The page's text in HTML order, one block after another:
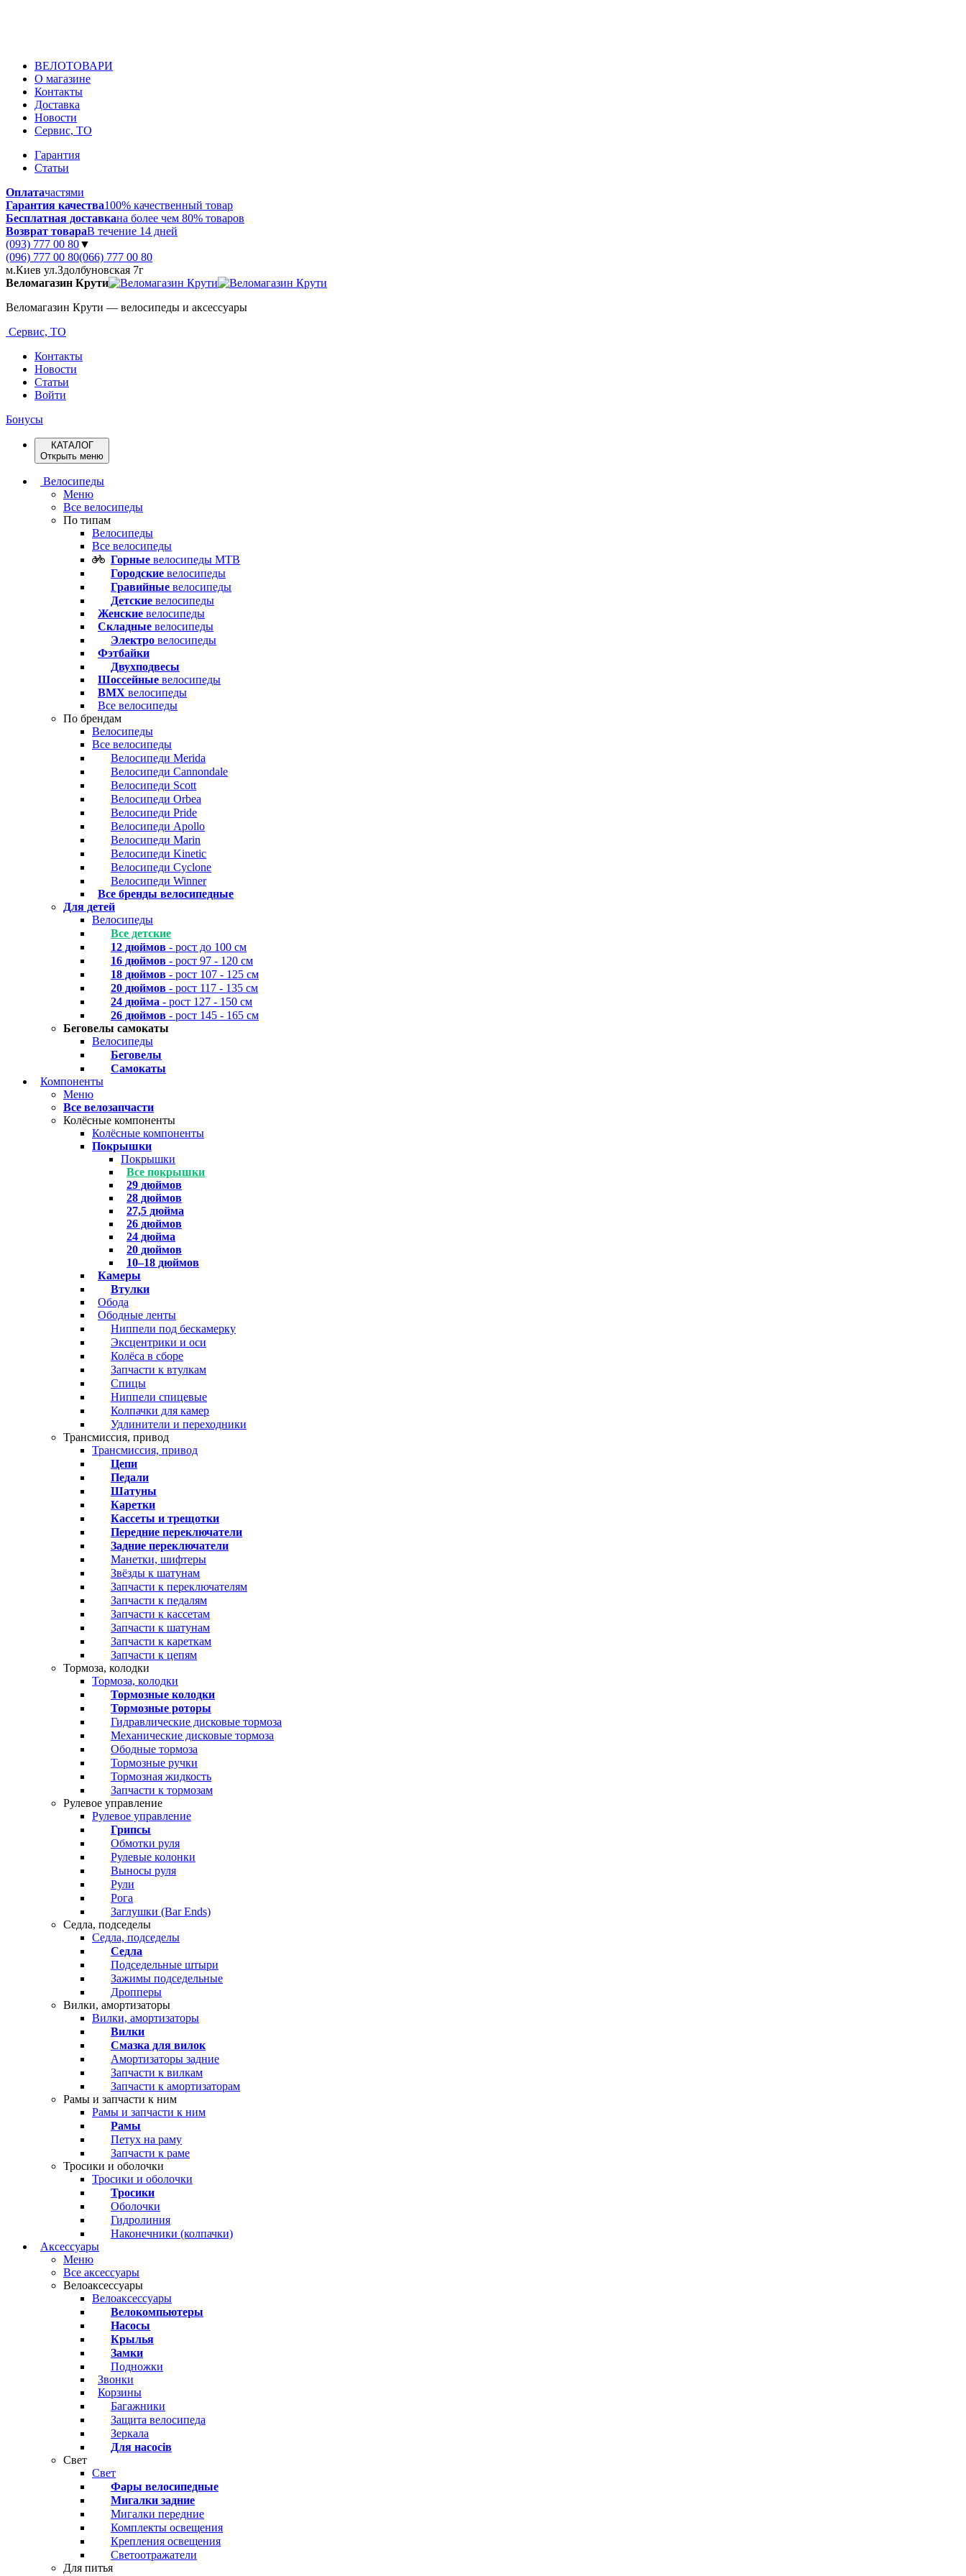
ВЕЛОТОВАРИ
О магазине
Контакты
Доставка
Новости
Сервис, ТО
Гарантия
Статьи
Оплатачастями
Гарантия качества100% качественный товар
Бесплатная доставкана более чем 80% товаров
Возврат товараВ течение 14 дней
(093) 777 00 80▼
(096) 777 00 80(066) 777 00 80
м.Киев ул.Здолбуновская 7г
Веломагазин Крути
Веломагазин Крути — велосипеды и аксессуары
Сервис, ТО
Контакты
Новости
Статьи
Войти
Бонусы
КАТАЛОГ
Открыть меню
Велосипеды
Меню
Все велосипеды
По типам
Велосипеды
Все велосипеды
Горные велосипеды MTB
Городские велосипеды
Гравийные велосипеды
Детские велосипеды
Женские велосипеды
Складные велосипеды
Электро велосипеды
Фэтбайки
Двухподвесы
Шоссейные велосипеды
BMX велосипеды
Все велосипеды
По брендам
Велосипеды
Все велосипеды
Велосипеди Merida
Велосипеди Cannondale
Велосипеди Scott
Велосипеди Orbea
Велосипеди Pride
Велосипеди Apollo
Велосипеди Marin
Велосипеди Kinetic
Велосипеди Cyclone
Велосипеди Winner
Все бренды велосипедные
Для детей
Велосипеды
Все детские
12 дюймов - рост до 100 см
16 дюймов - рост 97 - 120 см
18 дюймов - рост 107 - 125 см
20 дюймов - рост 117 - 135 см
24 дюйма - рост 127 - 150 см
26 дюймов - рост 145 - 165 см
Беговелы самокаты
Велосипеды
Беговелы
Самокаты
Компоненты
Меню
Все велозапчасти
Колёсные компоненты
Колёсные компоненты
Покрышки
Покрышки
Все покрышки
29 дюймов
28 дюймов
27,5 дюйма
26 дюймов
24 дюйма
20 дюймов
10–18 дюймов
Камеры
Втулки
Обода
Ободные ленты
Ниппели под бескамерку
Эксцентрики и оси
Колёса в сборе
Запчасти к втулкам
Спицы
Ниппели спицевые
Колпачки для камер
Удлинители и переходники
Трансмиссия, привод
Трансмиссия, привод
Цепи
Педали
Шатуны
Каретки
Кассеты и трещотки
Передние переключатели
Задние переключатели
Манетки, шифтеры
Звёзды к шатунам
Запчасти к переключателям
Запчасти к педалям
Запчасти к кассетам
Запчасти к шатунам
Запчасти к кареткам
Запчасти к цепям
Тормоза, колодки
Тормоза, колодки
Тормозные колодки
Тормозные роторы
Гидравлические дисковые тормоза
Механические дисковые тормоза
Ободные тормоза
Тормозные ручки
Тормозная жидкость
Запчасти к тормозам
Рулевое управление
Рулевое управление
Грипсы
Обмотки руля
Рулевые колонки
Выносы руля
Рули
Рога
Заглушки (Bar Ends)
Седла, подседелы
Седла, подседелы
Седла
Подседельные штыри
Зажимы подседельные
Дропперы
Вилки, амортизаторы
Вилки, амортизаторы
Вилки
Смазка для вилок
Амортизаторы задние
Запчасти к вилкам
Запчасти к амортизаторам
Рамы и запчасти к ним
Рамы и запчасти к ним
Рамы
Петух на раму
Запчасти к раме
Тросики и оболочки
Тросики и оболочки
Тросики
Оболочки
Гидролиния
Наконечники (колпачки)
Аксессуары
Меню
Все аксессуары
Велоаксессуары
Велоаксессуары
Велокомпьютеры
Насосы
Крылья
Замки
Подножки
Звонки
Корзины
Багажники
Защита велосипеда
Зеркала
Для насосів
Свет
Свет
Фары велосипедные
Мигалки задние
Мигалки передние
Комплекты освещения
Крепления освещения
Светоотражатели
Для питья